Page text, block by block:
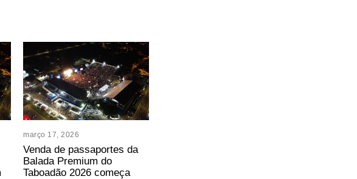
março 17, 2026
Venda de passaportes da
Balada Premium do
Taboadão 2026 começa